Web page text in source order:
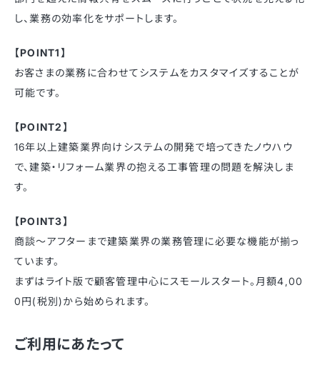
し、業務の効率化をサポートします。
【POINT1】
お客さまの業務に合わせてシステムをカスタマイズすることが
可能です。
【POINT2】
16年以上建築業界向けシステムの開発で培ってきたノウハウ
で、建築・リフォーム業界の抱える工事管理の問題を解決しま
す。
【POINT3】
商談～アフターまで建築業界の業務管理に必要な機能が揃っ
ています。
まずはライト版で顧客管理中心にスモールスタート。月額4,00
0円(税別)から始められます。
ご利用にあたって